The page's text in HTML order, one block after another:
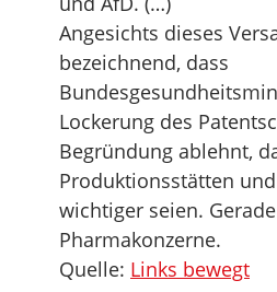
Angesichts dieses
bezeichnend, dass
Lockerung des
Begründung ablehnt,
Produktionsstätten
wichtiger seien.
Pharmakonzerne.
Quelle: Links bewegt